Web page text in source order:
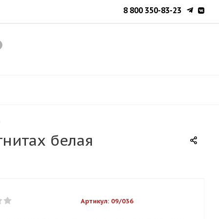
8 800 350-83-23
белая
Артикул: 09/036